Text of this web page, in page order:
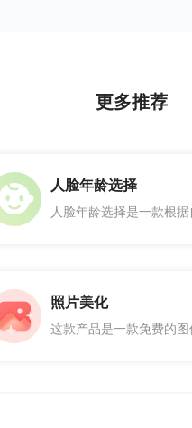
更多推荐
照的工具。证件照生成证件
人脸年龄选择
人脸年龄选择是一款根
，您可以选择喜欢的效果轻松对
照片美化
这款产品是一款免费的